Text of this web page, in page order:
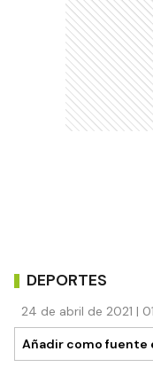
DEPORTES
24 de abril de 2021 |
Añadir como fuente